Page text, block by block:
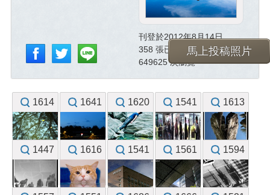
馬上投稿照片
刊登於2012年8月14日
358 張已投稿照片
649625 次瀏覽
1614 1641 1620 1541 1613
1447 1616 1541 1561 1594